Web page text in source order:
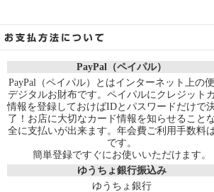
PayPal（ペイパル）
PayPal（ペイパル）とはインターネット上の
デジタルお財布です。ペイパルにクレジット
情報を登録しておけばIDとパスワードだけで
了！お店に大切なカード情報を知らせること
全に支払いが出来ます。年会費ご利用手数料
です。
簡単登録ですぐにお使いいただけます。
ゆうちょ銀行振込み
ゆうちょ銀行